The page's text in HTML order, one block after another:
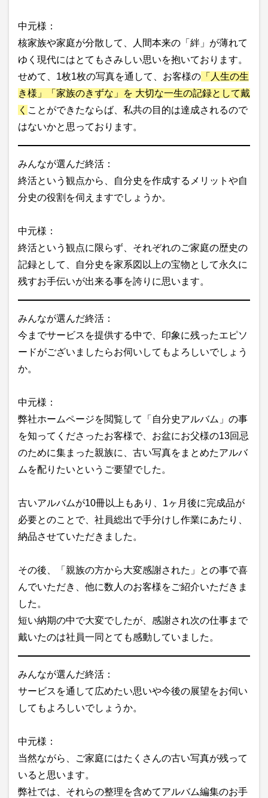
中元様：
核家族や家庭が分散して、人間本来の「絆」が薄れて
ゆく現代にはとてもさみしい思いを抱いております。
せめて、1枚1枚の写真を通して、お客様の 「人生の生
き様」「家族のきずな」を 大切な一生の記録として戴
く ことができたならば、私共の目的は達成されるので
はないかと思っております。
みんなが選んだ終活：
終活という観点から、自分史を作成するメリットや自
分史の役割を伺えますでしょうか。
中元様：
終活という観点に限らず、それぞれのご家庭の歴史の
記録として、自分史を家系図以上の宝物として永久に
残すお手伝いが出来る事を誇りに思います。
みんなが選んだ終活：
今までサービスを提供する中で、印象に残ったエピソ
ードがございましたらお伺いしてもよろしいでしょう
か。
中元様：
弊社ホームページを閲覧して「自分史アルバム」の事
を知ってくださったお客様で、お盆にお父様の13回忌
のために集まった親族に、古い写真をまとめたアルバ
ムを配りたいというご要望でした。
古いアルバムが10冊以上もあり、1ヶ月後に完成品が
必要とのことで、社員総出で手分けし作業にあたり、
納品させていただきました。
その後、「親族の方から大変感謝された」との事で喜
んでいただき、他に数人のお客様をご紹介いただきま
した。
短い納期の中で大変でしたが、感謝され次の仕事まで
戴いたのは社員一同とても感動していました。
みんなが選んだ終活：
サービスを通して広めたい思いや今後の展望をお伺い
してもよろしいでしょうか。
中元様：
当然ながら、ご家庭にはたくさんの古い写真が残って
いると思います。
弊社では、それらの整理を含めてアルバム編集のお手